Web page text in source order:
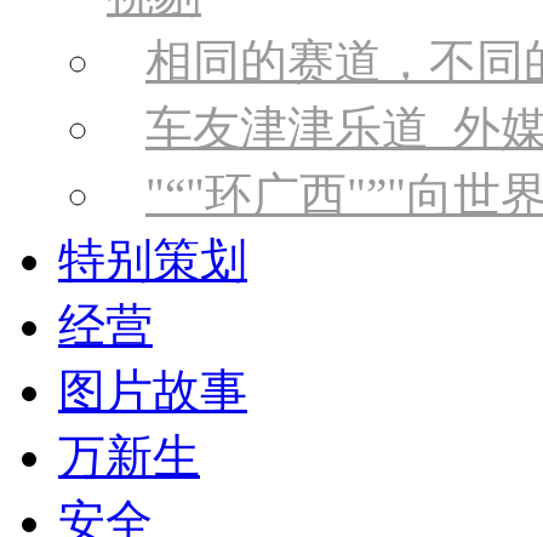
相同的赛道，不同
车友津津乐道 外
“ 环广西 ” 向世
特别策划
经营
图片故事
万新生
安全